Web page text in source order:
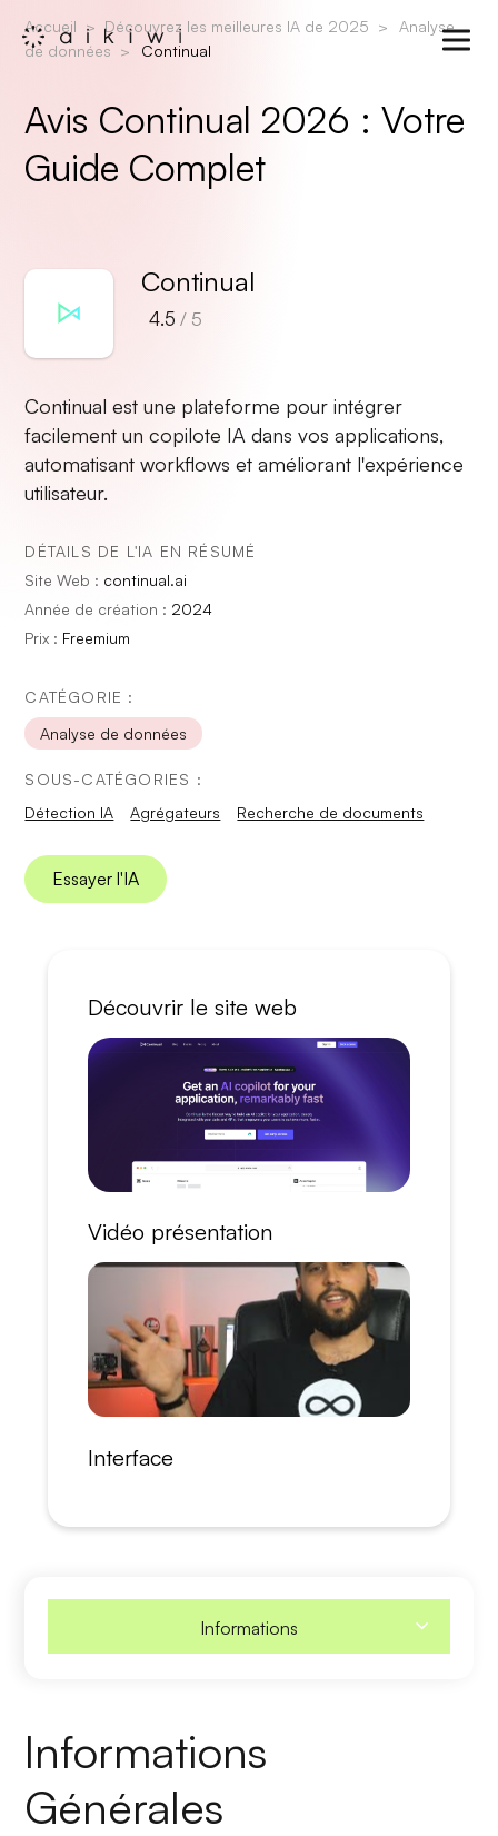
Accueil Découvrez les meilleures IA de 2025
Analyse
de données
Continual
Avis Continual 2026 : Votre
Guide Complet
Continual
4.5 / 5
Continual est une plateforme pour intégrer
facilement un copilote IA dans vos applications,
automatisant workflows et améliorant l'expérience
utilisateur.
DÉTAILS DE L'IA EN RÉSUMÉ
Site Web : continual.ai
Année de création : 2024
Prix : Freemium
CATÉGORIE :
Analyse de données
SOUS-CATÉGORIES :
Détection IA
Agrégateurs Recherche de documents
Essayer l'IA
Découvrir le site web
Vidéo présentation
Interface
Informations
Informations
Générales